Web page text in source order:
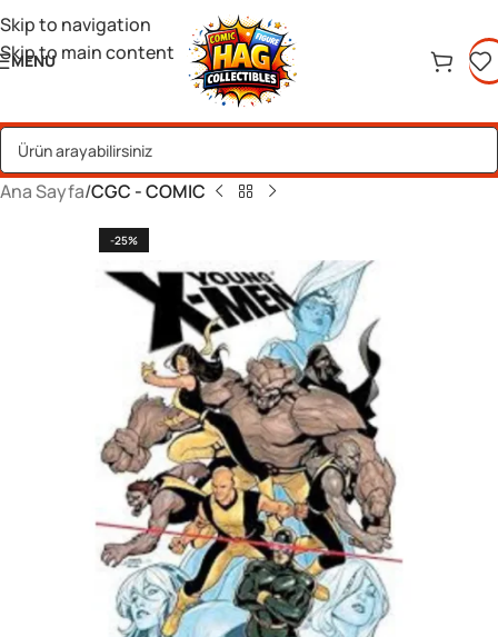
Skip to navigation
Skip to main content
MENU
Ana Sayfa CGC - COMIC
-25%